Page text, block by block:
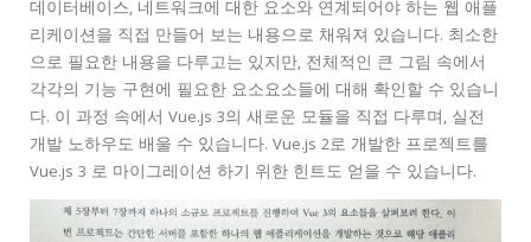
데이터베이스, 네트워크에 대한 요소와 연계되어야 하는 웹 애플
리케이션을 직접 만들어 보는 내용으로 채워져 있습니다. 최소한
으로 필요한 내용을 다루고는 있지만, 전체적인 큰 그림 속에서
각각의 기능 구현에 필요한 요소요소들에 대해 확인할 수 있습니
다. 이 과정 속에서 Vue.js 3의 새로운 모듈을 직접 다루며, 실전
개발 노하우도 배울 수 있습니다. Vue.js 2로 개발한 프로젝트를
Vue.js 3 로 마이그레이션 하기 위한 힌트도 얻을 수 있습니다.